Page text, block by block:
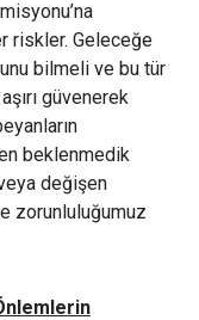
riskler. Geleceğe
bilmeli ve bu tür
güvenerek
beklenmedik
değişen
zorunluluğumuz